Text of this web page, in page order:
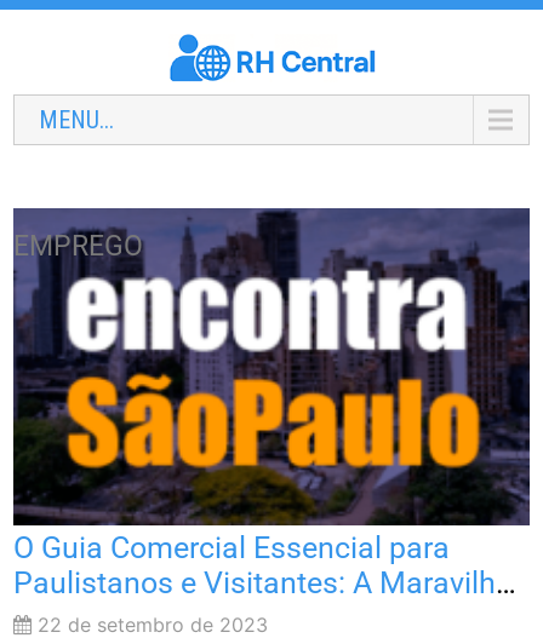
MENU...
EMPREGO
O Guia Comercial Essencial para
Paulistanos e Visitantes: A Maravilha
do EncontraSãoPaulo
22 de setembro de 2023